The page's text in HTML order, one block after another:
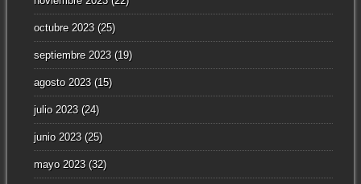
octubre 2023(25)
septiembre 2023(19)
agosto 2023(15)
julio 2023(24)
junio 2023(25)
mayo 2023(32)